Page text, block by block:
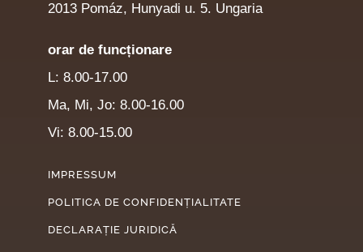
2013 Pomáz, Hunyadi u. 5. Ungaria
orar de funcționare
L: 8.00-17.00
Ma, Mi, Jo: 8.00-16.00
Vi: 8.00-15.00
IMPRESSUM
POLITICA DE CONFIDENȚIALITATE
DECLARAȚIE JURIDICĂ